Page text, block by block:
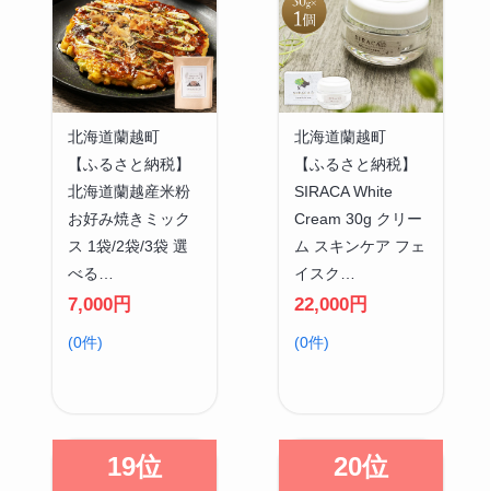
北海道蘭越町
【ふるさと納税】
北海道蘭越産米粉
お好み焼きミック
ス 1袋/2袋/3袋 選
べる…
7,000円
(0件)
北海道蘭越町
【ふるさと納税】
SIRACA White
Cream 30g クリー
ム スキンケア フェ
イスク…
22,000円
(0件)
19位 20位